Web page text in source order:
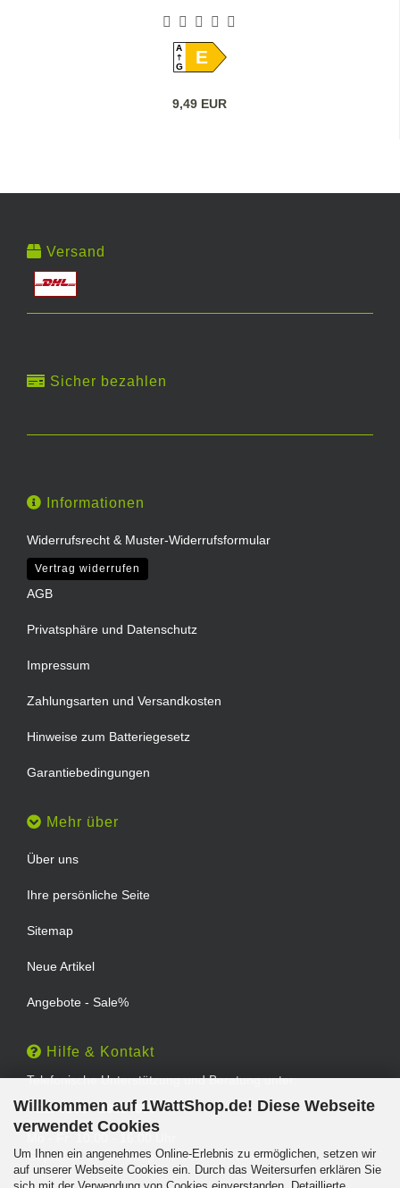
Willkommen auf 1WattShop.de! Diese Webseite
verwendet Cookies
Um Ihnen ein angenehmes Online-Erlebnis zu ermöglichen, setzen wir
auf unserer Webseite Cookies ein. Durch das Weitersurfen erklären Sie
A
GE
9,49 EUR
Versand
Sicher bezahlen
Informationen
Widerrufsrecht & Muster-Widerrufsformular
Vertrag widerrufen
AGB
Privatsphäre und Datenschutz
Impressum
Zahlungsarten und Versandkosten
Hinweise zum Batteriegesetz
Garantiebedingungen
Mehr über
Über uns
Ihre persönliche Seite
Sitemap
Neue Artikel
Angebote - Sale%
Hilfe & Kontakt
Telefonische Unterstützung und Beratung unter:
TEL: 0202 - 29994539
Geprüfter Online Shop mit Geld-zurück-Garantie.